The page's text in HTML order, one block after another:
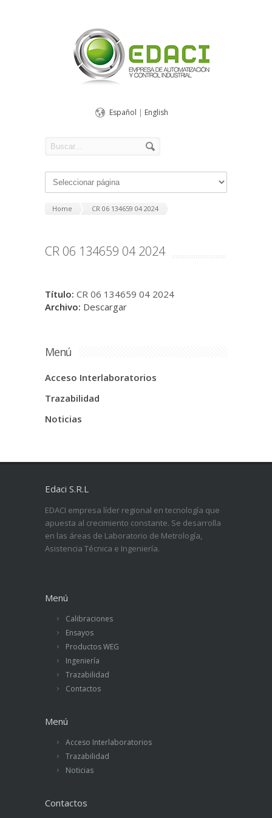
Español | English
Home CR 06 134659 04 2024
CR 06 134659 04 2024
Título: CR 06 134659 04 2024
Archivo: Descargar
Menú
Acceso Interlaboratorios
Trazabilidad
Noticias
Edaci S.R.L
EDACI empresa líder regional en tecnología que
apuesta al crecimiento constante. Se desarrolla
en las áreas de Laboratorio de Metrología,
Asistencia Técnica e Ingeniería.
Menú
Calibraciones
Ensayos
Productos WEG
Ingeniería
Trazabilidad
Contactos
Menú
Acceso Interlaboratorios
Trazabilidad
Noticias
Contactos